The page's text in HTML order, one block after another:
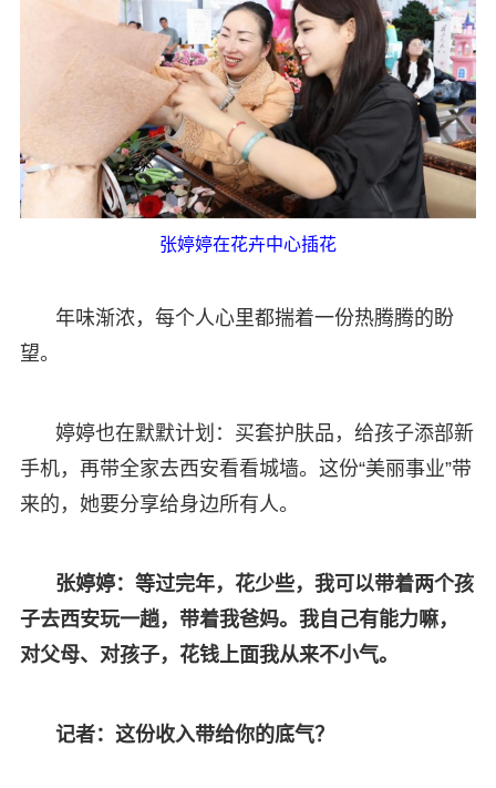
张婷婷在花卉中心插花
年味渐浓，每个人心里都揣着一份热腾腾的盼
望。
婷婷也在默默计划：买套护肤品，给孩子添部新
手机，再带全家去西安看看城墙。这份“美丽事业”带
来的，她要分享给身边所有人。
张婷婷：等过完年，花少些，我可以带着两个孩
子去西安玩一趟，带着我爸妈。我自己有能力嘛，
对父母、对孩子，花钱上面我从来不小气。
记者：这份收入带给你的底气？